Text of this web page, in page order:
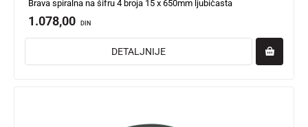
Brava spiralna na šifru 4 broja 15 x 650mm ljubičasta
1.078,00 DIN
DETALJNIJE